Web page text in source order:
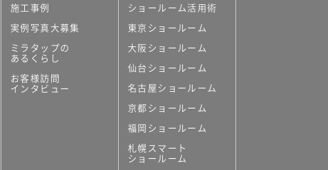
施工事例
実例写真大募集
ミラタップの
あるくらし
お客様訪問
インタビュー
ショールーム活用術
東京ショールーム
大阪ショールーム
仙台ショールーム
名古屋ショールーム
京都ショールーム
福岡ショールーム
札幌スマート
ショールーム